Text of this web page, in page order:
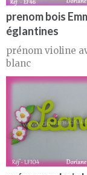
prenom bois
églantines
prénom violine
blanc